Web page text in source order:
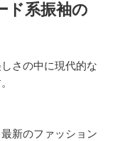
ド系振袖の
さの中に現代的な
新のファッション